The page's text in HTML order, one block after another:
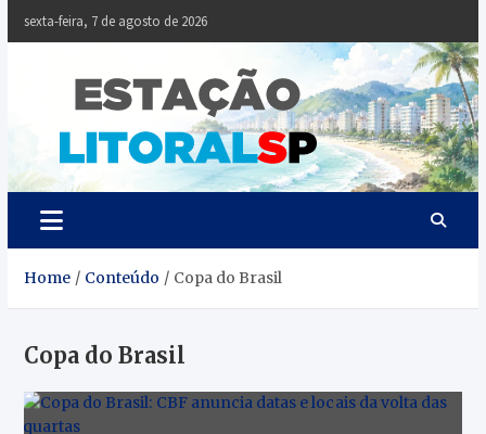
sexta-feira, 7 de agosto de 2026
Litoral
Notícias da
Baixada Santista
Home Conteúdo Copa do Brasil
Copa do Brasil